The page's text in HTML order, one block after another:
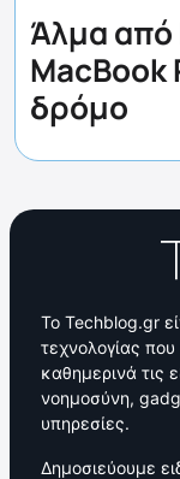
Άλμα από
MacBook
δρόμο
Το Techblog.gr
τεχνολογίας
καθημερινά τις
νοημοσύνη,
υπηρεσίες.
Δημοσιεύουμε